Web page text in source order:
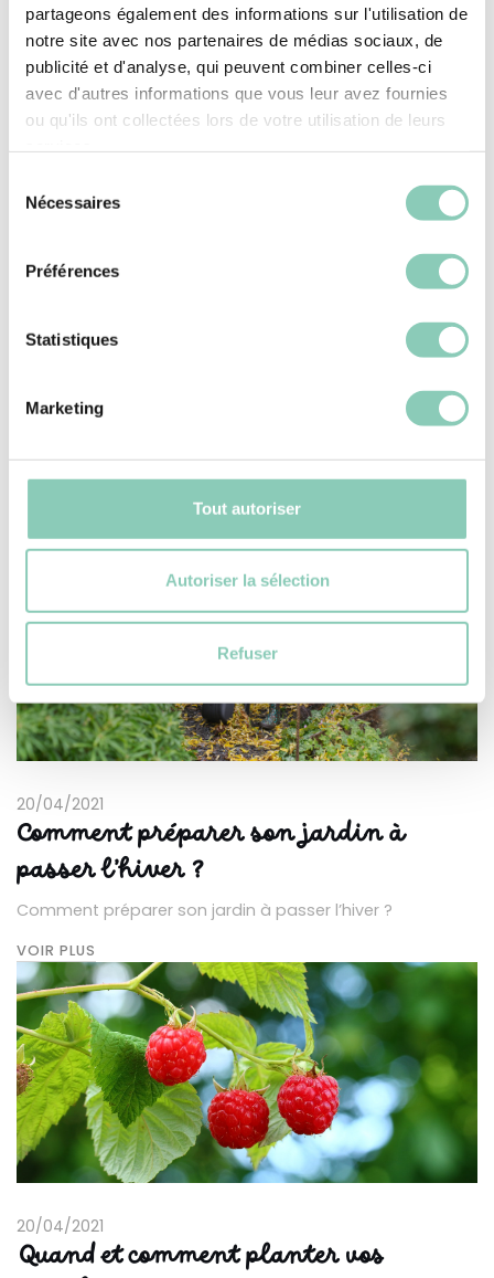
partageons également des informations sur l'utilisation de
notre site avec nos partenaires de médias sociaux, de
publicité et d'analyse, qui peuvent combiner celles-ci
avec d'autres informations que vous leur avez fournies
ou qu'ils ont collectées lors de votre utilisation de leurs
Nécessaires
Préférences
Statistiques
Marketing
Tout autoriser
Autoriser la sélection
Refuser
Quel est l’intérêt du compost au
jardin-potager ?
Quel est l’intérêt du compost au jardin-potager ?
21/04/2021
20/04/2021
Comment préparer son jardin à
passer l’hiver ?
Comment préparer son jardin à passer l’hiver ?
VOIR PLUS
20/04/2021
Quand et comment planter vos